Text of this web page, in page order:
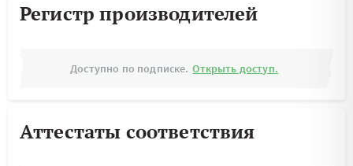
Регистр производителей
Доступно по подписке. Открыть доступ.
Аттестаты соответствия